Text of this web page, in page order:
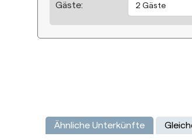
Gäste: 2 Gäste
Ähnliche Unterkünfte